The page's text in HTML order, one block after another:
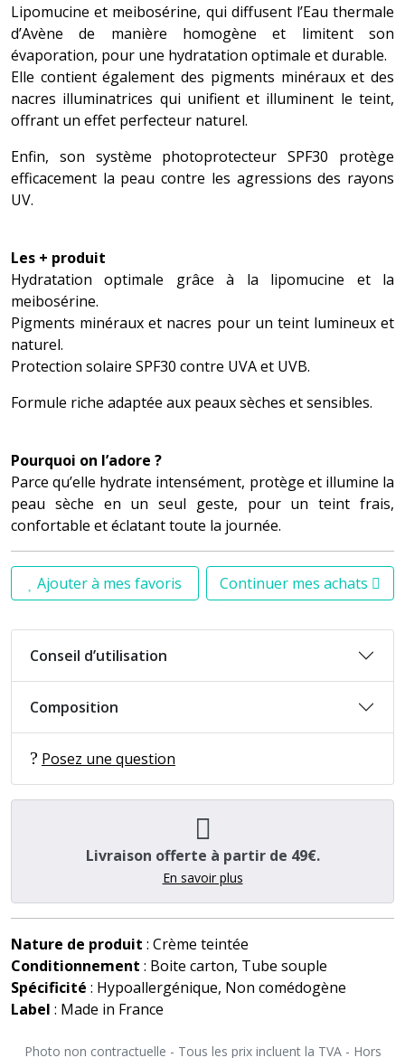
Lipomucine et meibosérine, qui diffusent l’Eau thermale
d’Avène de manière homogène et limitent son
évaporation, pour une hydratation optimale et durable.
Elle contient également des pigments minéraux et des
nacres illuminatrices qui unifient et illuminent le teint,
offrant un effet perfecteur naturel.
Enfin, son système photoprotecteur SPF30 protège
efficacement la peau contre les agressions des rayons
UV.
Les + produit
Hydratation optimale grâce à la lipomucine et la
meibosérine.
Pigments minéraux et nacres pour un teint lumineux et
naturel.
Protection solaire SPF30 contre UVA et UVB.
Formule riche adaptée aux peaux sèches et sensibles.
Pourquoi on l’adore ?
Parce qu’elle hydrate intensément, protège et illumine la
peau sèche en un seul geste, pour un teint frais,
confortable et éclatant toute la journée.
Ajouter à mes favoris Continuer mes achats
Conseil d’utilisation
Composition
Posez une question
Livraison offerte à partir de 49€.
En savoir plus
Nature de produit : Crème teintée
Conditionnement : Boite carton, Tube souple
Spécificité : Hypoallergénique, Non comédogène
Label : Made in France
Photo non contractuelle - Tous les prix incluent la TVA - Hors